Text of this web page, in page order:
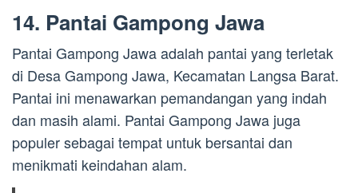
14. Pantai Gampong Jawa
Pantai Gampong Jawa adalah pantai yang terletak
di Desa Gampong Jawa, Kecamatan Langsa Barat.
Pantai ini menawarkan pemandangan yang indah
dan masih alami. Pantai Gampong Jawa juga
populer sebagai tempat untuk bersantai dan
menikmati keindahan alam.